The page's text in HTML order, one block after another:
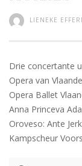
LIENEKE
Drie concertante
Opera van
Opera Ballet
Anna Princeva
Oroveso: Ante
Kampscheur